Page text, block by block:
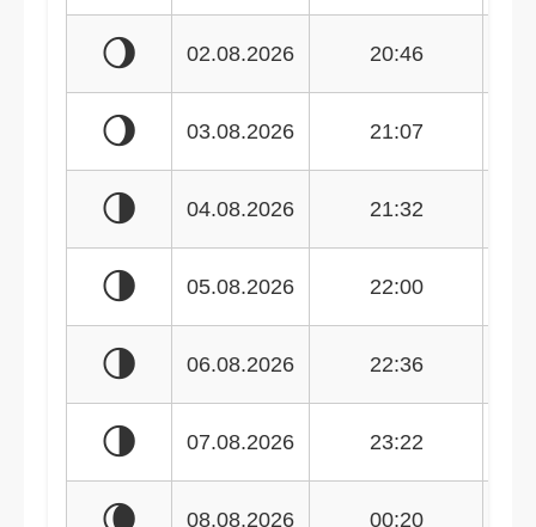
🌖 02.08.2026 20:46
🌖 03.08.2026 21:07
🌗 04.08.2026 21:32
🌗 05.08.2026 22:00
🌗 06.08.2026 22:36
🌗 07.08.2026 23:22
08.08.2026 00:20